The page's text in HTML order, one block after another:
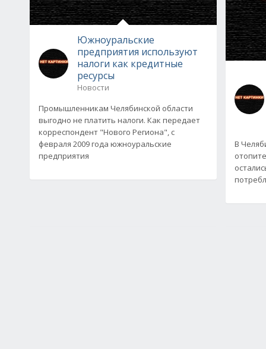
Южноуральские
предприятия используют
налоги как кредитные
ресурсы
Новости
Промышленникам Челябинской области
выгодно не платить налоги. Как передает
корреспондент "Нового Региона", с
февраля 2009 года южноуральские
предприятия
В